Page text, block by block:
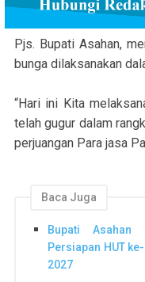
Pjs. Bupati Asahan,
bunga dilaksanakan
“Hari ini Kita
telah gugur dalam
perjuangan Para jasa
Baca Juga
Bupati Asahan
Persiapan HUT
2027